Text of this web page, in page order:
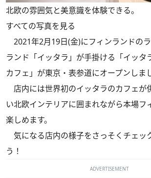
北欧の雰囲気と美意識を体験できる。
すべての写真を見る
2021年2月19日(金)にフィンランドの
ランド「イッタラ」が手掛ける「イッタ
カフェ」が東京・表参道にオープンしま
店内には世界初のイッタラのカフェが
い北欧インテリアに囲まれながら本場フ
楽しめます。
気になる店内の様子をさっそくチェッ
う！
ADVERTISEMENT